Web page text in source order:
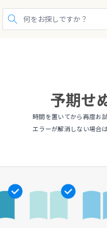
検索する
予期せ
時間を置いてから再度お
エラーが解消しない場合は